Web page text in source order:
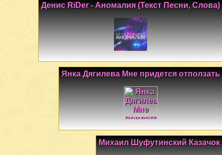
Денис RiDer - Аномалия (Текст Песни, Слова)
Янка Дягилева Мне придется отползать
Михаил Шуфутинский Казачок